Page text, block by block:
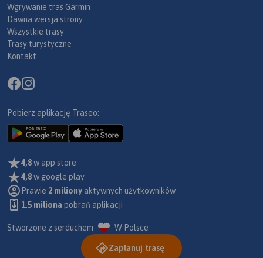
Wgrywanie tras Garmin
Dawna wersja strony
Wszystkie trasy
Trasy turystyczne
Kontakt
Pobierz aplikację Traseo:
4,8w app store
4,8w google play
Prawie 2 miliony aktywnych użytkowników
1.5 miliona pobrań aplikacji
Stworzone z serduchem W Polsce
Zaplanuj trasę